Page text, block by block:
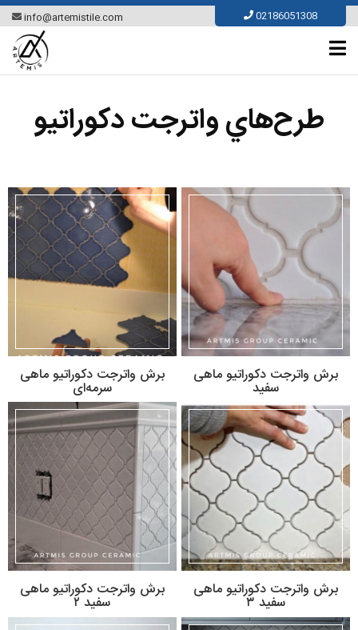
info@artemistile.com 02186051308
طرح‌هاي واترجت دكوراتيو
برش واترجت دكوراتيو ماهی
سرمه‌ای
برش واترجت دكوراتيو ماهی
سفید
برش واترجت دكوراتيو ماهی
سفید ۲
برش واترجت دكوراتيو ماهی
سفید ۳